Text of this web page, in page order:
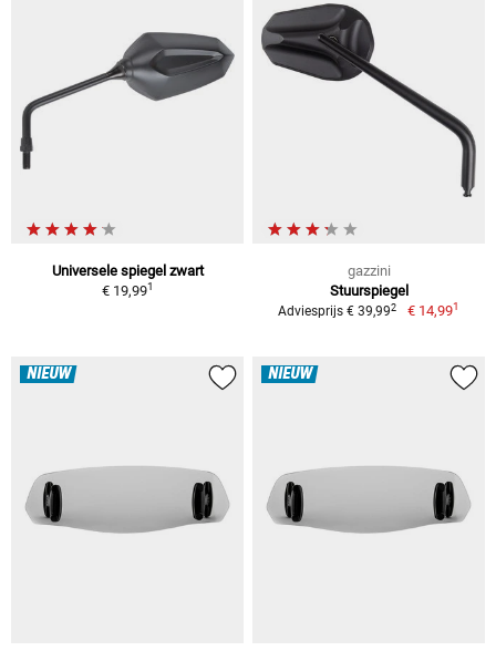
Universele spiegel zwart
€ 19,991
gazzini
Stuurspiegel
Adviesprijs € 39,992 € 14,991
NIEUW NIEUW